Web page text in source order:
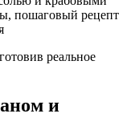
пошаговый рецепт
реальное
и